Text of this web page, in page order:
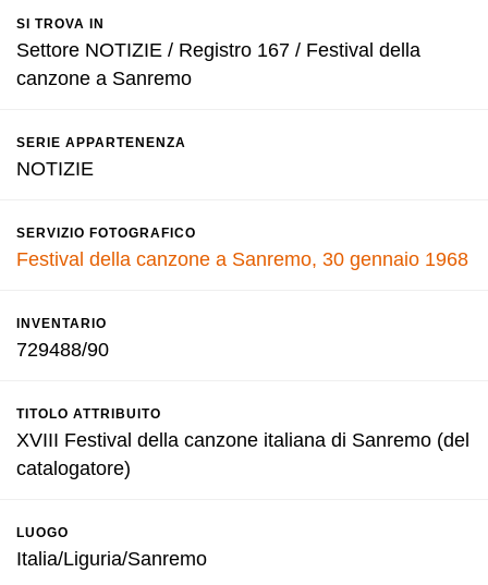
SI TROVA IN
Settore NOTIZIE / Registro 167 / Festival della
canzone a Sanremo
SERIE APPARTENENZA
NOTIZIE
SERVIZIO FOTOGRAFICO
Festival della canzone a Sanremo, 30 gennaio 1968
INVENTARIO
729488/90
TITOLO ATTRIBUITO
XVIII Festival della canzone italiana di Sanremo (del
catalogatore)
LUOGO
Italia/Liguria/Sanremo